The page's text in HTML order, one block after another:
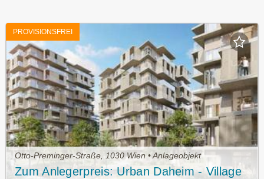
PROVISIONSFREI
Otto-Preminger-Straße, 1030 Wien • Anlageobjekt
Zum Anlegerpreis: Urban Daheim - Village